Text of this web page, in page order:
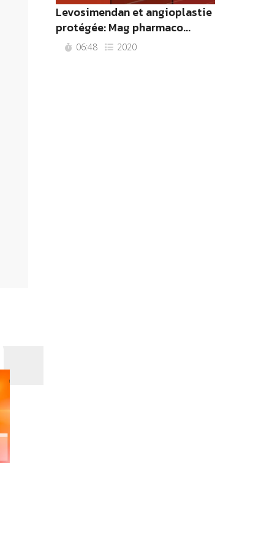
Levosimendan et angioplastie
protégée: Mag pharmaco...
06:48 2020